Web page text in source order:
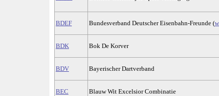
BDEF Bundesverband Deutscher Eisenbahn-Freunde (
BDK Bok De Korver
BDV Bayerischer Dartverband
BEC Blauw Wit Excelsior Combinatie